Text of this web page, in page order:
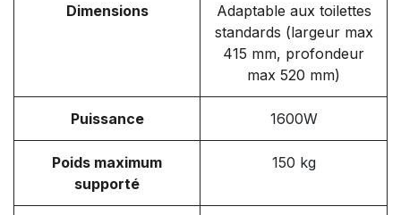
Dimensions
Adaptable aux toilettes
standards (largeur max
415 mm, profondeur
max 520 mm)
Puissance 1600W
Poids maximum
supporté
150 kg